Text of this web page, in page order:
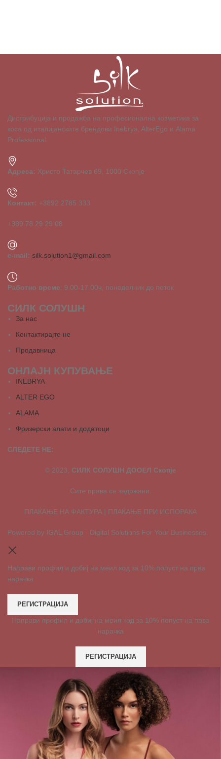
Дистрибуција и продажба на професионална козметика за
коса од италијанските брендови Inebrya, AlterEgo и Alama
Professional.
Адреса: Христо Татарчев 69, 1000 Скопје
Контакт: +3892 2785 333
+389 78 29 29 08
e-mail: silk.solution1@gmail.com
Работно време: 9.00-17.00ч, понеделник до петок
СИЛК СОЛУШН
За нас
Контактирајте не
Продавница
ОНЛАЈН КУПУВАЊЕ
INEBRYA
ALTER EGO
ALAMA
Фризерски алати и додатоци
СЛЕДЕТЕ НЕ:
© 2023, СИЛК СОЛУШН ДООЕЛ Скопје
Сите права се задржани.
ПЛАЌАЊЕ НА ФАКТУРА | ПЛАЌАЊЕ ПРИ ИСПОРАКА
Powered by IGAL Group - Digital Solutions For Your Businesses.
Направи профил и добиј на меил код за 10% попуст на прва
нарачка
РЕГИСТРАЦИЈА
Направи профил и добиј на меил код за 10% попуст на прва
нарачка
РЕГИСТРАЦИЈА